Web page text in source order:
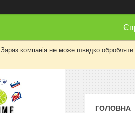
Зараз компанія не може швидко обробляти
ГОЛОВНА